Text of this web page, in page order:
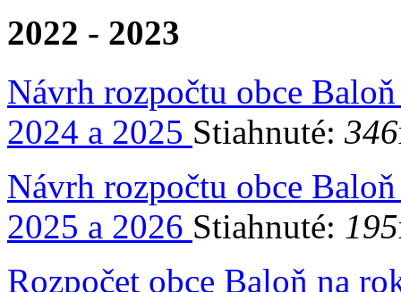
2022 - 2023
Návrh rozpočtu obce
2024 a 2025 Stiahnuté: 346
Návrh rozpočtu obce
2025 a 2026 Stiahnuté: 195
Rozpočet obce Baloň na